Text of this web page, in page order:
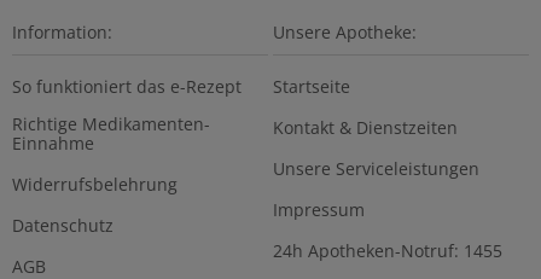
Information:
So funktioniert das e-Rezept
Richtige Medikamenten-
Einnahme
Widerrufsbelehrung
Datenschutz
AGB
Unsere Apotheke:
Startseite
Kontakt & Dienstzeiten
Unsere Serviceleistungen
Impressum
24h Apotheken-Notruf: 1455